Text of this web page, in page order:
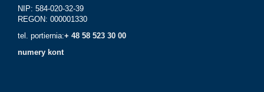
NIP: 584-020-32-39
REGON: 000001330
tel. portiernia:+ 48 58 523 30 00
numery kont